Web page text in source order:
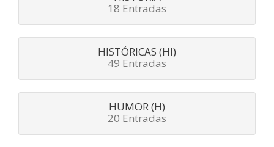
18 Entradas
HISTÓRICAS (HI)
49 Entradas
HUMOR (H)
20 Entradas